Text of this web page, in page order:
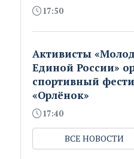
17:50
Активисты
Единой России»
спортивный
«Орлёнок»
17:40
ВСЕ НОВОСТИ